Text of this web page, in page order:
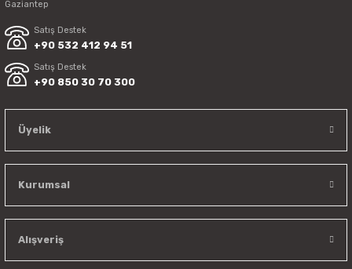
Gaziantep
Satış Destek
+90 532 412 94 51
Satış Destek
+90 850 30 70 300
Üyelik
Kurumsal
Alışveriş